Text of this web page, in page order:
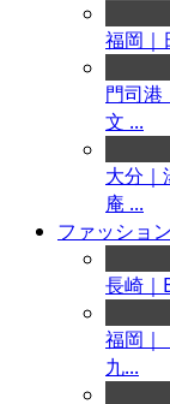
福岡｜
門司港
文 ...
大分｜
庵 ...
ファッショ
長崎｜
福岡｜
九...